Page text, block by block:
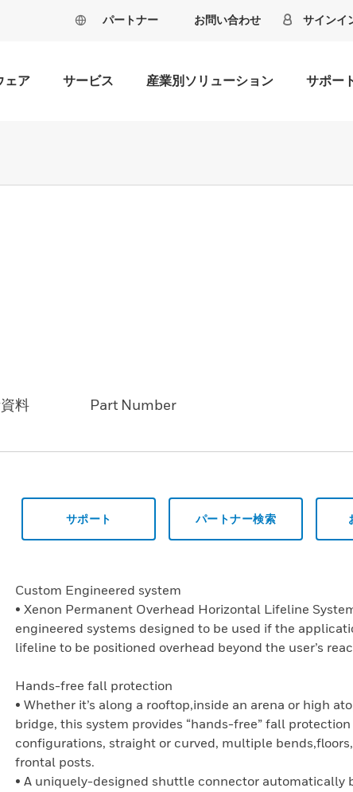
パートナー お問い合わせ サインイ
ェア サービス 産業別ソリューション サポー
料 Part Number
サポート パートナー検索
Custom Engineered system
• Xenon Permanent Overhead Horizontal Lifeline
engineered systems designed to be used if the
lifeline to be positioned overhead beyond the user’s
Hands-free fall protection
• Whether it’s along a rooftop,inside an arena or high
bridge, this system provides “hands-free” fall
configurations, straight or curved, multiple
frontal posts.
• A uniquely-designed shuttle connector automatically